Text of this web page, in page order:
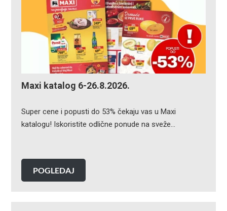
Maxi katalog 6-26.8.2026.
Super cene i popusti do 53% čekaju vas u Maxi
katalogu! Iskoristite odlične ponude na sveže…
POGLEDAJ